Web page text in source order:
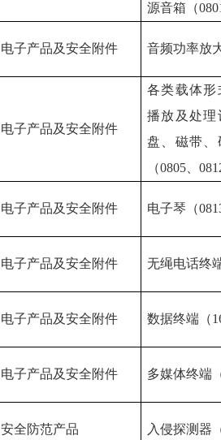
源音箱（
电子产品及安全附件 音频功率放
电子产品及安全附件
各类载体形
播放及处理
盘、磁带、
（0805 、
电子产品及安全附件 电子琴（
电子产品及安全附件 无绳电话终
电子产品及安全附件 数据终端（
电子产品及安全附件 多媒体终端
安全防范产品 入侵探测器